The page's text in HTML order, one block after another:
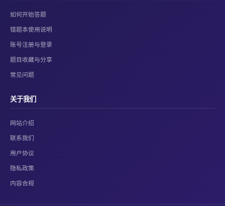
如何开始答题
错题本使用说明
账号注册与登录
题目收藏与分享
常见问题
关于我们
网站介绍
联系我们
用户协议
隐私政策
内容合规